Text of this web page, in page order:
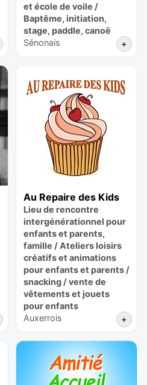
et école de voile /
Baptême, initiation,
stage, paddle, canoë
Sénonais
+
Au Repaire des Kids
Lieu de rencontre
intergénérationnel pour
enfants et parents,
famille / Ateliers loisirs
créatifs et animations
pour enfants et parents /
snacking / vente de
vêtements et jouets
pour enfants
Auxerrois
+